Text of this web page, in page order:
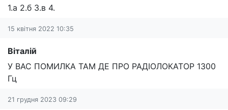
1.а 2.б 3.в 4.
15 квітня 2022 10:35
Віталій
У ВАС ПОМИЛКА ТАМ ДЕ ПРО РАДІОЛОКАТОР 1300
Гц
21 грудня 2023 09:29